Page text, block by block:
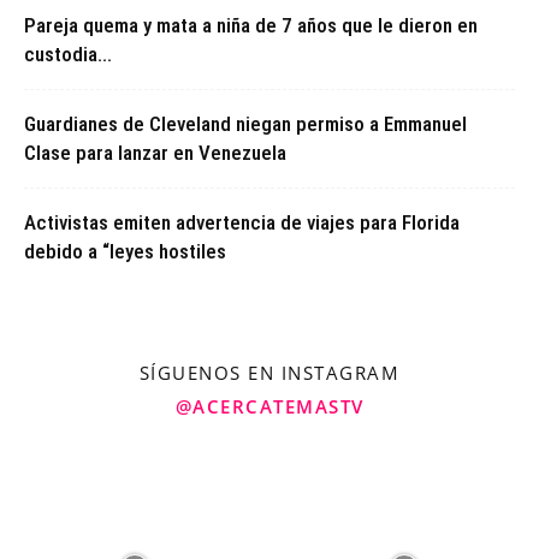
Pareja quema y mata a niña de 7 años que le dieron en
custodia...
Guardianes de Cleveland niegan permiso a Emmanuel
Clase para lanzar en Venezuela
Activistas emiten advertencia de viajes para Florida
debido a “leyes hostiles
SÍGUENOS EN INSTAGRAM
@ACERCATEMASTV